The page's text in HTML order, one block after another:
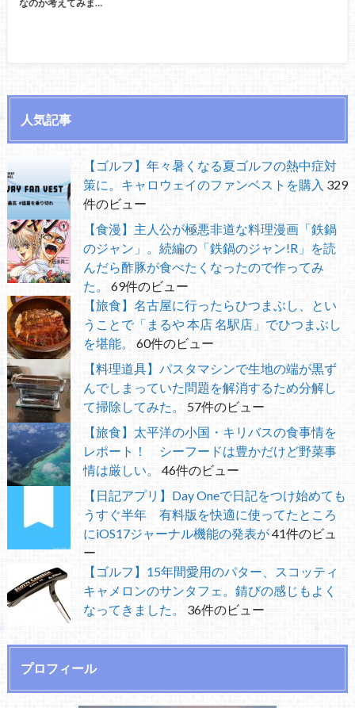
なのか考えてみま…
人気記事
【ゴルフ】年々暑くなる夏ゴルフの熱中症対
策に。キャロウェイのファンベストを購入 329
件のビュー
【食漫】主人公が極悪非道な料理漫画「鉄鍋
のジャン」。続編の「鉄鍋のジャン!R」を読
んだら酢豚が食べたくなったので作ってみ
た。
69件のビュー
【旅食】名古屋に行ったらひつまぶし、とい
うことで「まるや 本店 名駅店」でひつまぶし
を堪能。
60件のビュー
【料理道具】パスタマシンで生地の端が黒ず
んでしまっていた問題を解消するため分解し
て掃除してみた。
57件のビュー
【旅食】太平洋の小国・キリバスの食事情を
レポート！ シーフードは豊かだけど野菜事
情は厳しい。
46件のビュー
【日記アプリ】Day Oneで日記をつけ始めても
うすぐ半年 有料版を快適に使ってたところ
にiOS17ジャーナル機能の発表が41件のビュ
ー
【ゴルフ】15年間愛用のパター、スコッティ
キャメロンのサンタフェ。錆びの感じもよく
なってきました。
36件のビュー
プロフィール